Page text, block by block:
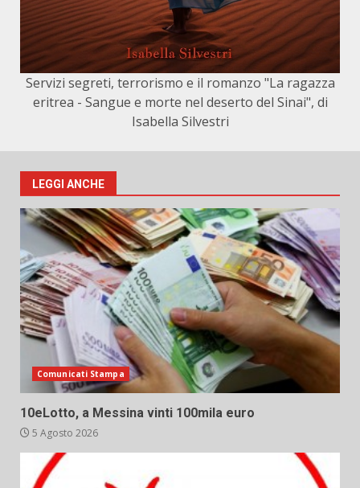
Servizi segreti, terrorismo e il romanzo "La ragazza
eritrea - Sangue e morte nel deserto del Sinai", di
Isabella Silvestri
LEGGI ANCHE
Comunicati Stampa
10eLotto, a Messina vinti 100mila euro
5 Agosto 2026